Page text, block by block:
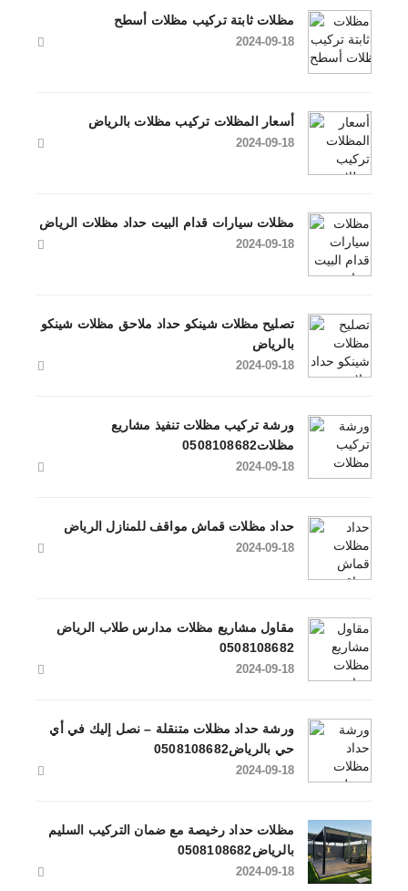
مظلات ثابتة تركيب مظلات أسطح
2024-09-18
أسعار المظلات تركيب مظلات بالرياض
2024-09-18
مظلات سيارات قدام البيت حداد مظلات الرياض
2024-09-18
تصليح مظلات شينكو حداد ملاحق مظلات شينكو
بالرياض
2024-09-18
ورشة تركيب مظلات تنفيذ مشاريع
مظلات0508108682
2024-09-18
حداد مظلات قماش مواقف للمنازل الرياض
2024-09-18
مقاول مشاريع مظلات مدارس طلاب الرياض
0508108682
2024-09-18
ورشة حداد مظلات متنقلة – نصل إليك في أي
حي بالرياض0508108682
2024-09-18
مظلات حداد رخيصة مع ضمان التركيب السليم
بالرياض0508108682
2024-09-18